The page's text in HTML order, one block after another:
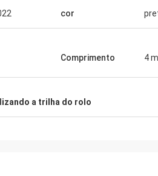
cor
Comprimento 4
a trilha do rolo